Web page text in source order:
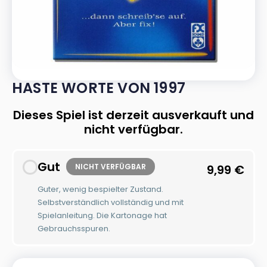
HASTE WORTE VON 1997
Dieses Spiel ist derzeit ausverkauft und
nicht verfügbar.
Gut NICHT VERFÜGBAR
Guter, wenig bespielter Zustand.
Selbstverständlich vollständig und mit
Spielanleitung. Die Kartonage hat
Gebrauchsspuren.
9,99 €